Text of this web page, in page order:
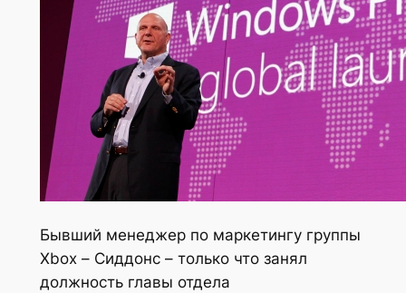
Бывший менеджер по маркетингу группы
Xbox – Сиддонс – только что занял
должность главы отдела